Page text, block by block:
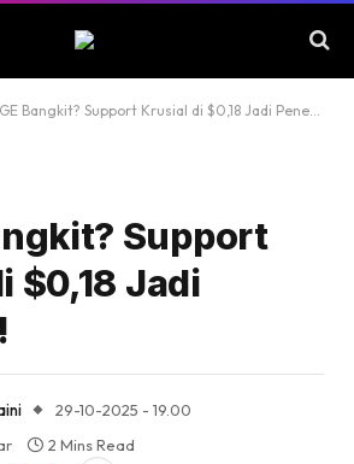
Bangkit? Support Krusial di $0,18 Jadi Penentu!
Support
$0,18 Jadi
29-10-2025 - 19.00
2 Mins Read